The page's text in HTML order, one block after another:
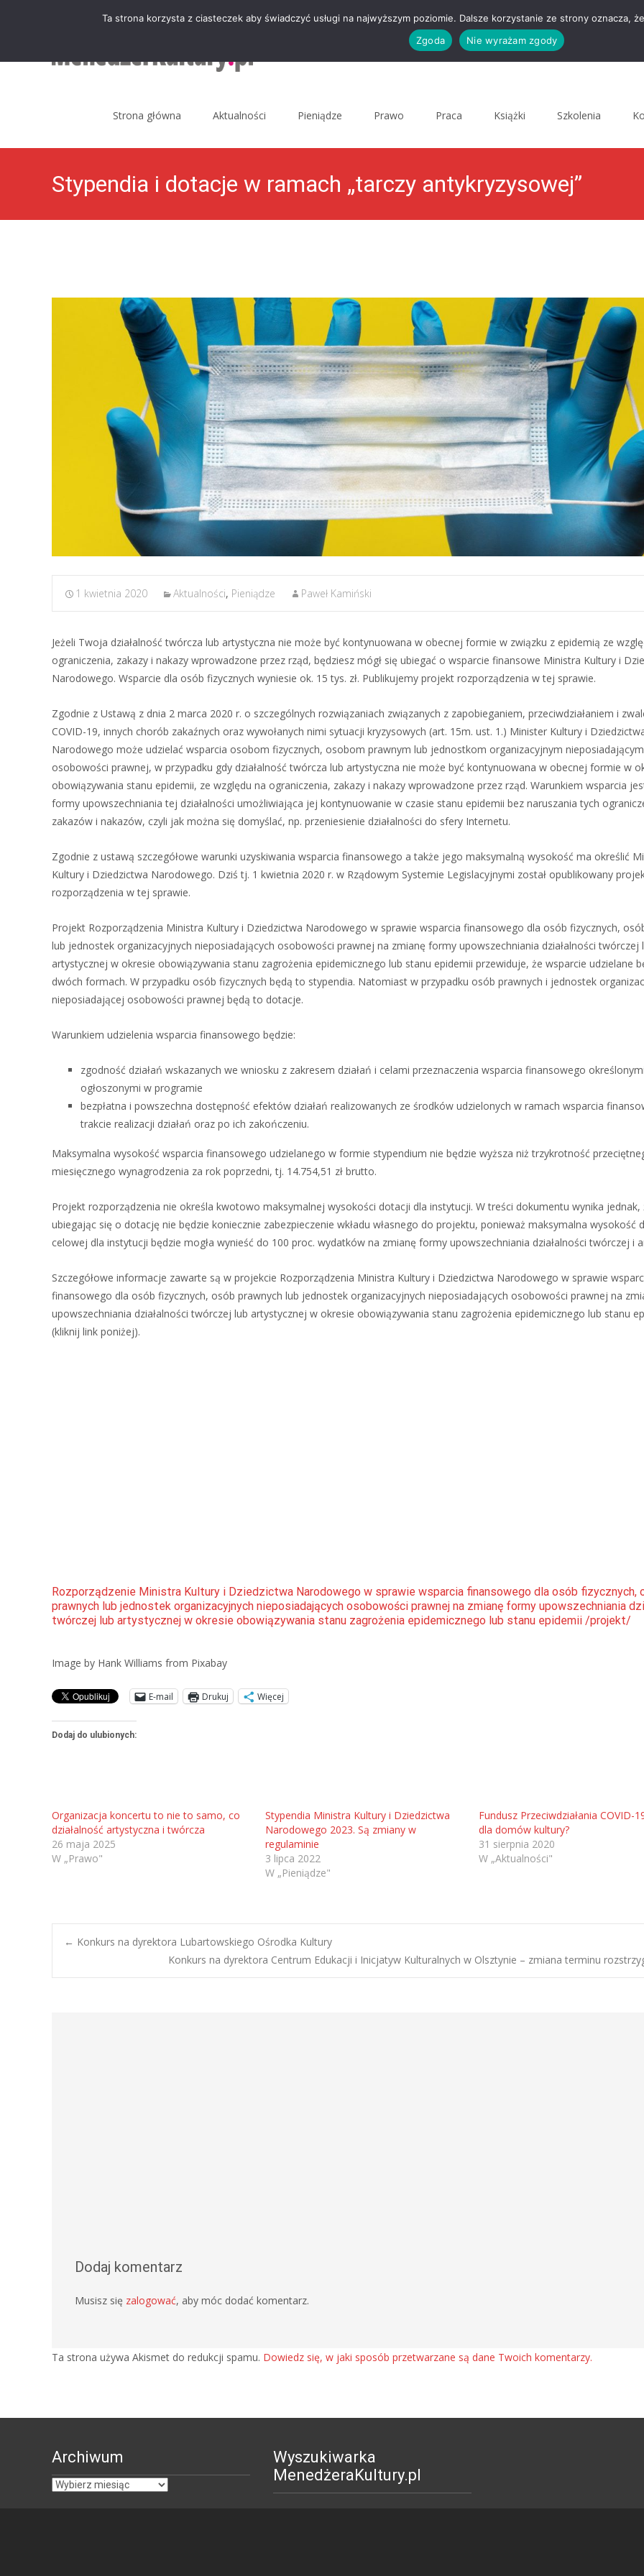
Strona główna Aktualności Pieniądze Prawo Praca Książki Szkolenia
Stypendia i dotacje w ramach „tarczy antykryzysowej”
1 kwietnia 2020 Aktualności, Pieniądze Paweł Kamiński
Jeżeli Twoja działalność twórcza lub artystyczna nie może być kontynuowana w obecnej formie w związku z epidemią ze
ograniczenia, zakazy i nakazy wprowadzone przez rząd, będziesz mógł się ubiegać o wsparcie finansowe Ministra Kultury i
Narodowego. Wsparcie dla osób fizycznych wyniesie ok. 15 tys. zł. Publikujemy projekt rozporządzenia w tej sprawie.
Zgodnie z Ustawą z dnia 2 marca 2020 r. o szczególnych rozwiązaniach związanych z zapobieganiem, przeciwdziałaniem i
COVID-19, innych chorób zakaźnych oraz wywołanych nimi sytuacji kryzysowych (art. 15m. ust. 1.) Minister Kultury i
Narodowego może udzielać wsparcia osobom fizycznych, osobom prawnym lub jednostkom organizacyjnym nieposiadającym
osobowości prawnej, w przypadku gdy działalność twórcza lub artystyczna nie może być kontynuowana w obecnej formie w
obowiązywania stanu epidemii, ze względu na ograniczenia, zakazy i nakazy wprowadzone przez rząd. Warunkiem wsparcia
formy upowszechniania tej działalności umożliwiająca jej kontynuowanie w czasie stanu epidemii bez naruszania tych
zakazów i nakazów, czyli jak można się domyślać, np. przeniesienie działalności do sfery Internetu.
Zgodnie z ustawą szczegółowe warunki uzyskiwania wsparcia finansowego a także jego maksymalną wysokość ma określić
Kultury i Dziedzictwa Narodowego. Dziś tj. 1 kwietnia 2020 r. w Rządowym Systemie Legislacyjnymi został opublikowany
rozporządzenia w tej sprawie.
Projekt Rozporządzenia Ministra Kultury i Dziedzictwa Narodowego w sprawie wsparcia finansowego dla osób fizycznych,
lub jednostek organizacyjnych nieposiadających osobowości prawnej na zmianę formy upowszechniania działalności twórczej
artystycznej w okresie obowiązywania stanu zagrożenia epidemicznego lub stanu epidemii przewiduje, że wsparcie udzielane
dwóch formach. W przypadku osób fizycznych będą to stypendia. Natomiast w przypadku osób prawnych i jednostek
nieposiadającej osobowości prawnej będą to dotacje.
Warunkiem udzielenia wsparcia finansowego będzie:
zgodność działań wskazanych we wniosku z zakresem działań i celami przeznaczenia wsparcia finansowego
ogłoszonymi w programie
bezpłatna i powszechna dostępność efektów działań realizowanych ze środków udzielonych w ramach wsparcia
trakcie realizacji działań oraz po ich zakończeniu.
Maksymalna wysokość wsparcia finansowego udzielanego w formie stypendium nie będzie wyższa niż trzykrotność
miesięcznego wynagrodzenia za rok poprzedni, tj. 14.754,51 zł brutto.
Projekt rozporządzenia nie określa kwotowo maksymalnej wysokości dotacji dla instytucji. W treści dokumentu wynika jednak,
ubiegając się o dotację nie będzie koniecznie zabezpieczenie wkładu własnego do projektu, ponieważ maksymalna wysokość
celowej dla instytucji będzie mogła wynieść do 100 proc. wydatków na zmianę formy upowszechniania działalności twórczej i
Szczegółowe informacje zawarte są w projekcie Rozporządzenia Ministra Kultury i Dziedzictwa Narodowego w sprawie
finansowego dla osób fizycznych, osób prawnych lub jednostek organizacyjnych nieposiadających osobowości prawnej na
upowszechniania działalności twórczej lub artystycznej w okresie obowiązywania stanu zagrożenia epidemicznego lub stanu
(kliknij link poniżej).
Rozporządzenie Ministra Kultury i Dziedzictwa Narodowego w sprawie wsparcia finansowego dla osób fizycznych,
prawnych lub jednostek organizacyjnych nieposiadających osobowości prawnej na zmianę formy upowszechniania
twórczej lub artystycznej w okresie obowiązywania stanu zagrożenia epidemicznego lub stanu epidemii /projekt/
Image by Hank Williams from Pixabay
E-mail Drukuj Więcej
Dodaj do ulubionych:
Organizacja koncertu to nie to samo, co
działalność artystyczna i twórcza
26 maja 2025
W „Prawo"
Stypendia Ministra Kultury i Dziedzictwa
Narodowego 2023. Są zmiany w
regulaminie
3 lipca 2022
W „Pieniądze"
Fundusz Przeciwdziałania COVID-
dla domów kultury?
31 sierpnia 2020
W „Aktualności"
Post
← Konkurs na dyrektora Lubartowskiego Ośrodka Kultury
Konkurs na dyrektora Centrum Edukacji i Inicjatyw Kulturalnych w Olsztynie – zmiana terminu
Dodaj komentarz
Musisz się zalogować, aby móc dodać komentarz.
Ta strona używa Akismet do redukcji spamu. Dowiedz się, w jaki sposób przetwarzane są dane Twoich komentarzy.
Archiwum
Archiwum
Wyszukiwarka
MenedżeraKultury.pl
Ta strona korzysta z ciasteczek aby świadczyć usługi na najwyższym poziomie. Dalsze korzystanie ze strony oznacza,
Zgoda
Nie wyrażam zgody